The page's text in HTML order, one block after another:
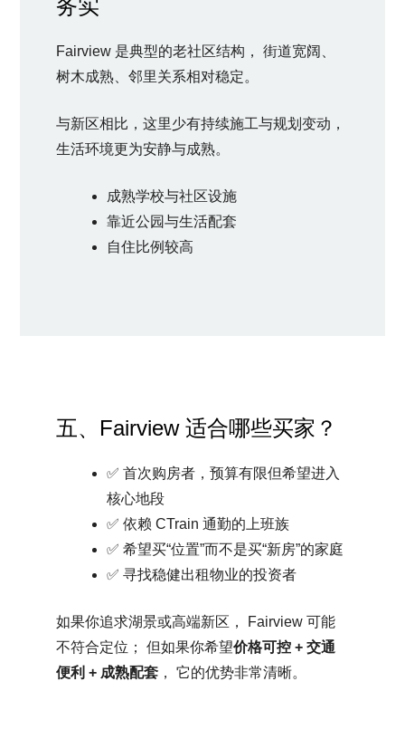
务实
Fairview 是典型的老社区结构， 街道宽阔、
树木成熟、邻里关系相对稳定。
与新区相比，这里少有持续施工与规划变动，
生活环境更为安静与成熟。
成熟学校与社区设施
靠近公园与生活配套
自住比例较高
五、Fairview 适合哪些买家？
✅ 首次购房者，预算有限但希望进入
核心地段
✅ 依赖 CTrain 通勤的上班族
✅ 希望买“位置”而不是买“新房”的家庭
✅ 寻找稳健出租物业的投资者
如果你追求湖景或高端新区， Fairview 可能
不符合定位； 但如果你希望价格可控 + 交通
便利 + 成熟配套 ， 它的优势非常清晰。